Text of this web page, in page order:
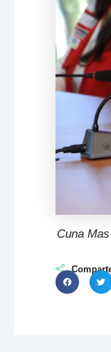
Cuna